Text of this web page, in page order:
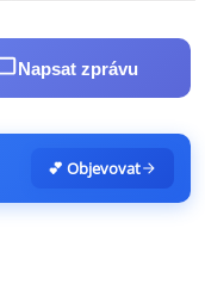
Napsat zprávu
💕 Objevovat